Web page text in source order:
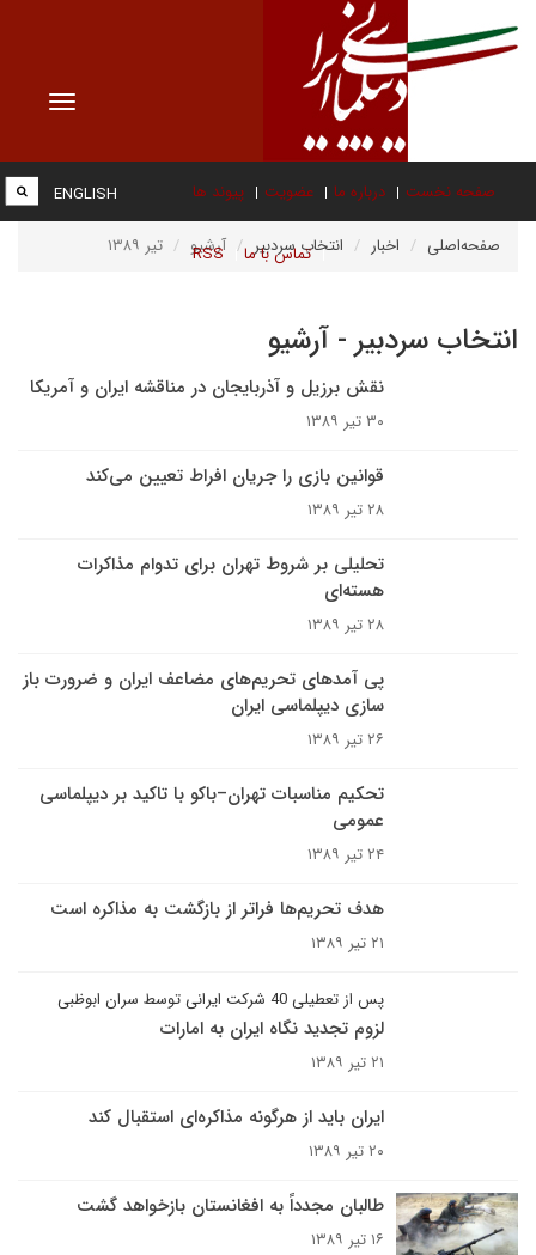
Toggle
صفحه نخست درباره ما عضویت پیوند ها
تماس با ما RSS
ENGLISH
صفحه‌اصلی اخبار انتخاب سردبیر آرشیو تیر ۱۳۸۹
انتخاب سردبیر - آرشیو
نقش برزیل و آذربایجان در مناقشه ایران و آمریکا
۳۰ تیر ۱۳۸۹
قوانین بازی را جریان افراط تعیین می‌کند
۲۸ تیر ۱۳۸۹
تحلیلی بر شروط تهران برای تدوام مذاکرات
هسته‌ای
۲۸ تیر ۱۳۸۹
پی آمدهای تحریم‌های مضاعف ایران و ضرورت باز
سازی دیپلماسی ایران
۲۶ تیر ۱۳۸۹
تحکیم مناسبات تهران–باکو با تاکید بر دیپلماسی
عمومی‌
۲۴ تیر ۱۳۸۹
هدف تحریم‌ها فراتر از بازگشت به مذاکره است
۲۱ تیر ۱۳۸۹
پس از تعطيلى 40 شرکت ايرانى توسط سران ابوظبى
لزوم تجديد نگاه ايران به امارات
۲۱ تیر ۱۳۸۹
ایران باید از هرگونه مذاکره‌ای استقبال کند
۲۰ تیر ۱۳۸۹
طالبان مجدداً به افغانستان بازخواهد گشت
۱۶ تیر ۱۳۸۹